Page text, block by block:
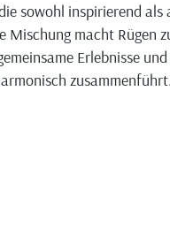
sowohl inspirierend
Mischung macht Rügen
Erlebnisse
zusammenführt.